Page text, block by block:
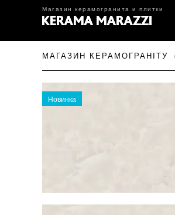
Магазин керамогранита и плитки
МАГАЗИН КЕРАМОГРАНІТУ
Новинка